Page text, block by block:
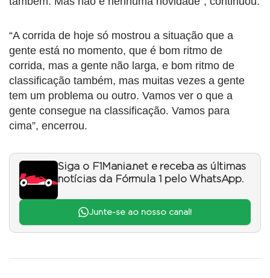
“A corrida de hoje só mostrou a situação que a
gente está no momento, que é bom ritmo de
corrida, mas a gente não larga, e bom ritmo de
classificação também, mas muitas vezes a gente
tem um problema ou outro. Vamos ver o que a
gente consegue na classificação. Vamos para
cima”, encerrou.
Siga o F1Mania.net e receba as últimas
notícias da Fórmula 1 pelo WhatsApp.
Junte-se ao nosso canal!